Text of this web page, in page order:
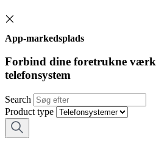
App-markedsplads
Forbind dine foretrukne
telefonsystem
Search
Product type